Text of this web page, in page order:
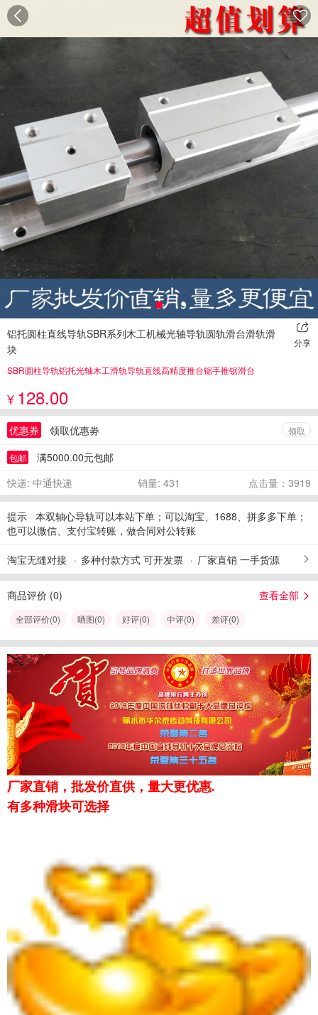
铝托圆柱直线导轨SBR系列木工机械光轴导轨圆轨滑台滑轨滑
块
分享
SBR圆柱导轨铝托光轴木工滑轨导轨直线高精度推台锯手推锯滑台
¥ 128.00
优惠券 领取优惠劵 领取
包邮
满5000.00元包邮
快递: 中通快递
销量: 431 点击量：3919
提示 本双轴心导轨可以本站下单；可以淘宝、1688、拼多多下单；
也可以微信、支付宝转账，做合同对公转账
淘宝无缝对接 多种付款方式 可开发票 厂家直销 一手货源
商品评价 (0) 查看全部
全部评价(0) 晒图(0) 好评(0) 中评(0) 差评(0)
厂家直销，批发价直供，量大更优惠.
有多种滑块可选择